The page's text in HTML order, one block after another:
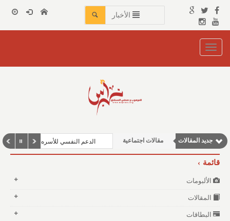
الأخبار
Toggle
navigation
جديد المقالات مقالات اجتماعية
مقالات علمية
الدعم النفسي للأسره
قائمة
الألبومات
المقالات
البطاقات